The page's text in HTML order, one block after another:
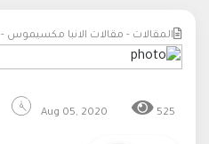
المقالات - مقالات الانبا مكسيموس -
Aug 05, 2020 525